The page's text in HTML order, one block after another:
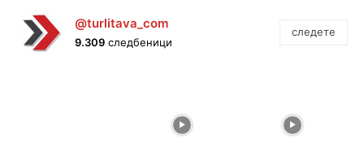
@turlitava_com
9.309 следбеници
следете